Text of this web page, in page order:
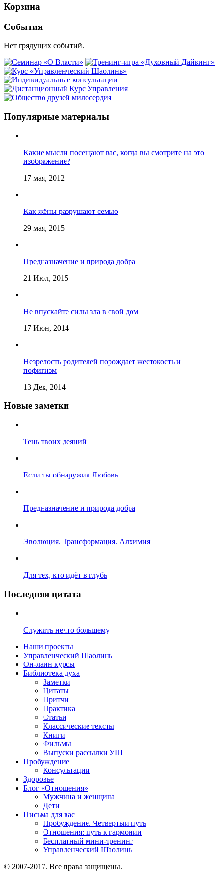
Корзина
События
Нет грядущих событий.
Популярные материалы
Какие мысли посещают вас, когда вы смотрите на это
изображение?
17 мая, 2012
Как жёны разрушают семью
29 мая, 2015
Предназначение и природа добра
21 Июл, 2015
Не впускайте силы зла в свой дом
17 Июн, 2014
Незрелость родителей порождает жестокость и
пофигизм
13 Дек, 2014
Новые заметки
Тень твоих деяний
Если ты обнаружил Любовь
Предназначение и природа добра
Эволюция. Трансформация. Алхимия
Для тех, кто идёт в глубь
Последняя цитата
Служить нечто большему
Наши проекты
Управленческий Шаолинь
Он-лайн курсы
Библиотека духа
Заметки
Цитаты
Притчи
Практика
Статьи
Классические тексты
Книги
Фильмы
Выпуски рассылки УШ
Пробуждение
Консультации
Здоровье
Блог «Отношения»
Мужчина и женщина
Дети
Письма для вас
Пробуждение. Четвёртый путь
Отношения: путь к гармонии
Бесплатный мини-тренинг
Управленческий Шаолинь
© 2007-2017. Все права защищены.